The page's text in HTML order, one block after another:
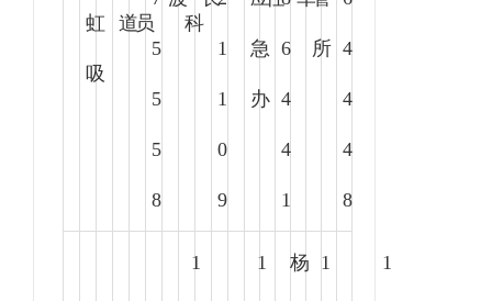
虹
吸
道员
5
5
5
8
科
1
1
0
9
急
办
6
4
4
1
所 4
4
4
8
1 1 杨 1 1